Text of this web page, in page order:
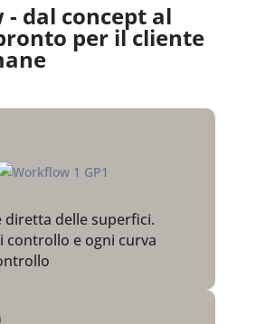
- dal concept al
per il cliente
diretta delle superfici.
controllo e ogni curva